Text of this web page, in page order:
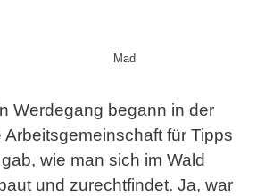
Mad
Werdegang begann in der
für Tipps
wie man sich im Wald
und zurechtfindet. Ja, war